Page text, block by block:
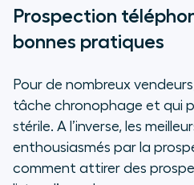
Prospection
bonnes pratiques
Pour de nombreux
tâche chronophage et qui
stérile. A l’inverse, les
enthousiasmés par la
comment attirer des